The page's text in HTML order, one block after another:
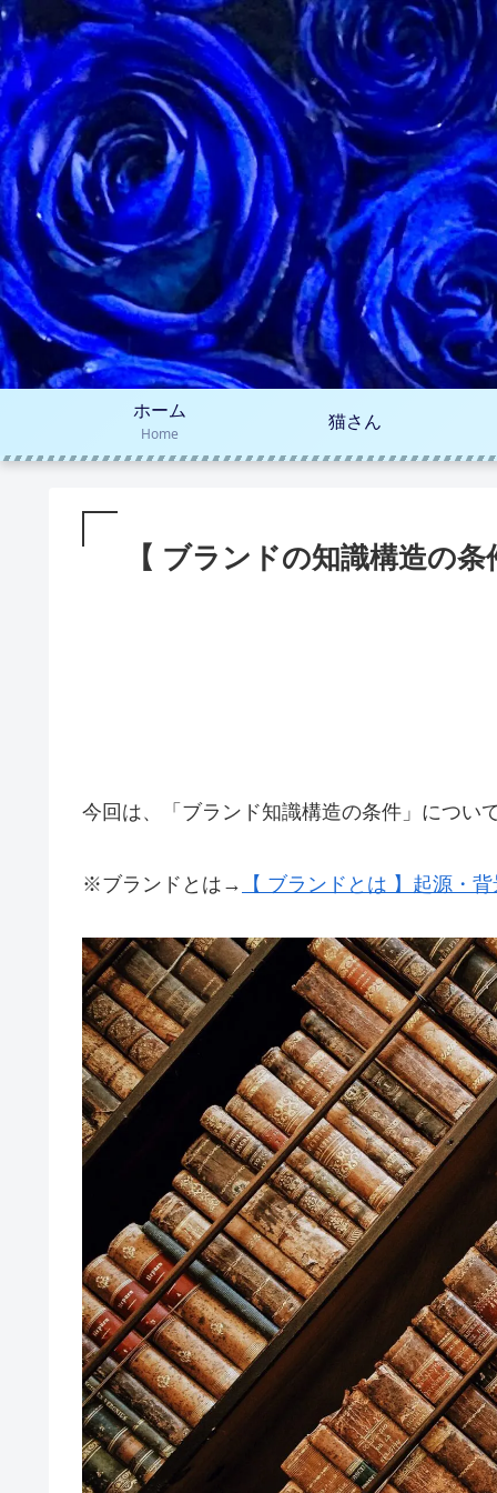
ホーム
Home
猫さん
【 ブランドの知識構造の
今回は、「ブランド知識構造の条件」につい
※ブランドとは→ 【 ブランドとは 】起源・